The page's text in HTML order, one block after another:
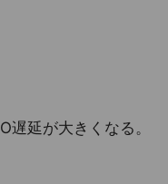
遅延が大きくなる。